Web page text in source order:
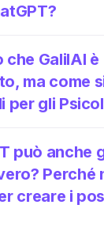
che GalilAI è
ma come
per gli
può anche
Perché
creare i